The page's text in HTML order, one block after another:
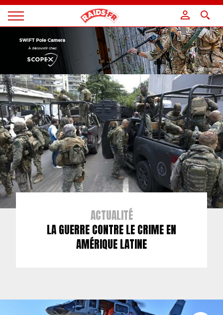
Magazine
ACTUALITÉ
LA GUERRE CONTRE LE CRIME EN
AMÉRIQUE LATINE
Panneau de gestion des cookies